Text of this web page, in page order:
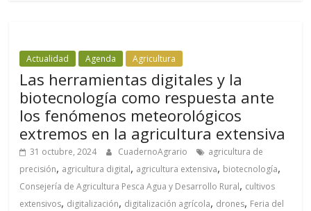
Actualidad Agenda Agricultura
Las herramientas digitales y la
biotecnología como respuesta ante
los fenómenos meteorológicos
extremos en la agricultura extensiva
31 octubre, 2024 CuadernoAgrario
agricultura de
precisión, agricultura digital, agricultura extensiva, biotecnología,
Consejería de Agricultura Pesca Agua y Desarrollo Rural, cultivos
extensivos, digitalización, digitalización agrícola, drones, Feria del